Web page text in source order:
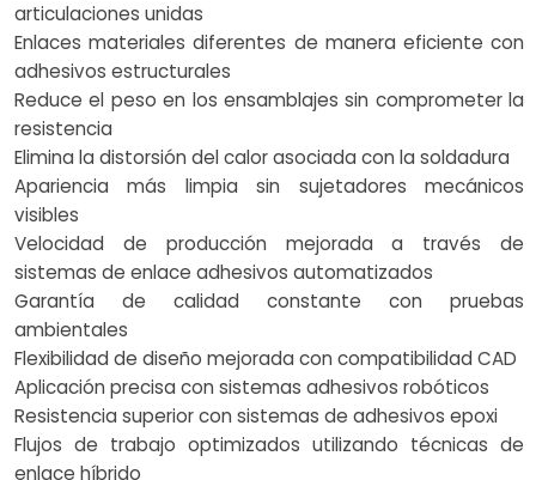
articulaciones unidas
Enlaces materiales diferentes de manera eficiente con
adhesivos estructurales
Reduce el peso en los ensamblajes sin comprometer la
resistencia
Elimina la distorsión del calor asociada con la soldadura
Apariencia más limpia sin sujetadores mecánicos
visibles
Velocidad de producción mejorada a través de
sistemas de enlace adhesivos automatizados
Garantía de calidad constante con pruebas
ambientales
Flexibilidad de diseño mejorada con compatibilidad CAD
Aplicación precisa con sistemas adhesivos robóticos
Resistencia superior con sistemas de adhesivos epoxi
Flujos de trabajo optimizados utilizando técnicas de
enlace híbrido